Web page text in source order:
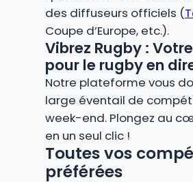
des diffuseurs officiels (
Coupe d’Europe, etc.).
Vibrez Rugby :
pour le rugby en
Notre plateforme vous
large éventail de
week-end. Plongez au
en un seul clic !
Toutes vos
préférées